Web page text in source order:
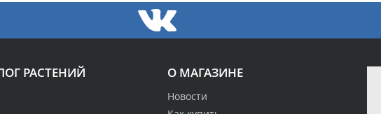
О МАГАЗИНЕ
Новости
РАСТЕНИЙ